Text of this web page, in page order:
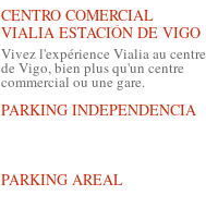
CENTRO COMERCIAL
VIALIA ESTACIÓN DE VIGO
Vivez l'expérience Vialia au centre
de Vigo, bien plus qu'un centre
commercial ou une gare.
PARKING INDEPENDENCIA
PARKING AREAL